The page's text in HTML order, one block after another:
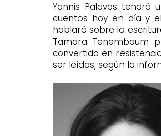
Yannis Palavos tendrá
cuentos hoy en día y
hablará sobre la
Tamara Tenembaum
convertido en
ser leídas, según la